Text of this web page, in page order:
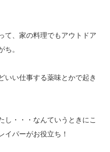
て、家の料理でもアウトドア
ち。
いい仕事する薬味とかで起き
し・・・なんていうときにこ
イパーがお役立ち！